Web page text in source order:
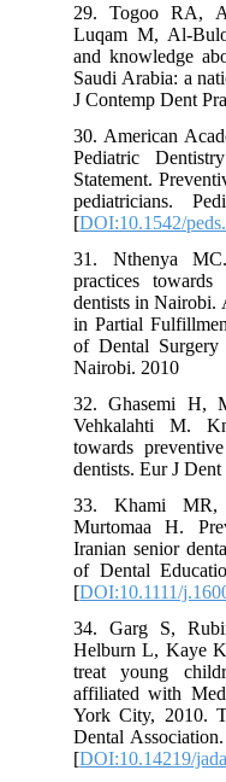
29. Togoo RA,
Luqam M, Al-
and knowledge
Saudi Arabia: a
J Contemp Dent
30. American
Pediatric
Statement.
pediatricians.
[DOI:10.1542/
31. Nthenya
practices
dentists in
in Partial
of Dental
Nairobi. 2010
32. Ghasemi H,
Vehkalahti M.
towards
dentists. Eur J
33. Khami
Murtomaa H.
Iranian senior
of Dental
[DOI:10.1111/
34. Garg S,
Helburn L, Kaye
treat young
affiliated with
York City, 2010.
Dental
[DOI:10.14219/